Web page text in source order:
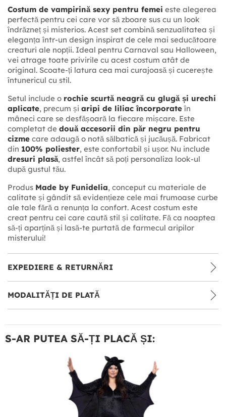
Costum de vampirină sexy pentru femei este alegerea
perfectă pentru cei care vor să zboare sus cu un look
îndrăzneț și misterios. Acest set combină senzualitatea și
eleganța într-un design inspirat de cele mai seducătoare
creaturi ale nopții. Ideal pentru Carnaval sau Halloween,
vei atrage toate privirile cu acest costum atât de
original. Scoate-ți latura cea mai curajoasă și cucerește
întunericul cu stil.
Setul include o rochie scurtă neagră cu glugă și urechi
aplicate, precum și aripi de liliac încorporateîn
mâneci care se desfășoară la fiecare mișcare. Este
completat de două accesorii din păr negru pentru
cizme care adaugă o notă sălbatică și jucăușă. Fabricat
din 100% poliester, este confortabil și ușor. Nu include
dresuri plasă, astfel încât să poți personaliza look-ul
după gustul tău.
Produs Made by Funidelia, conceput cu materiale de
calitate și gândit să evidențieze cele mai frumoase curbe
ale tale fără a renunța la confort. Acest costum este
creat pentru cei care caută stil și calitate. Fă ca noaptea
să-ți aparțină și lasă-te purtată de farmecul aripilor
misterului!
EXPEDIERE & RETURNĂRI
MODALITĂȚI DE PLATĂ
S-AR PUTEA SĂ-ȚI PLACĂ ȘI: